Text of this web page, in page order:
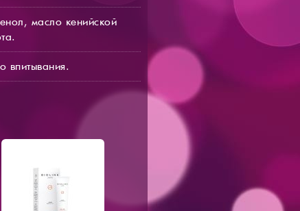
масло кенийской
впитывания.